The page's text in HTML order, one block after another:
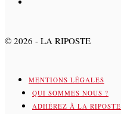
© 2026 - LA RIPOSTE
MENTIONS LÉGALES
QUI SOMMES NOUS ?
ADHÉREZ À LA RIPOSTE